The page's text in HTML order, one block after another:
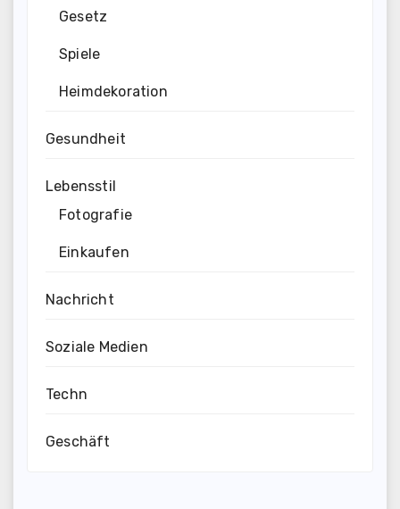
Gesetz
Spiele
Heimdekoration
Gesundheit
Lebensstil
Fotografie
Einkaufen
Nachricht
Soziale Medien
Techn
Geschäft